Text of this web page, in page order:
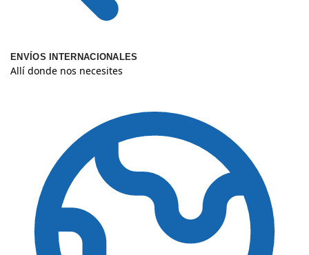
ENVÍOS INTERNACIONALES
Allí donde nos necesites